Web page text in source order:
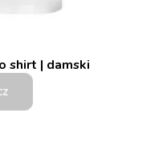
shirt | damski